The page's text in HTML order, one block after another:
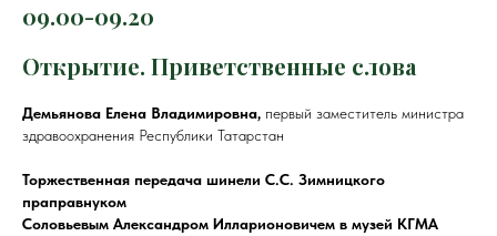
09.00-09.20
Открытие. Приветственные слова
Демьянова Елена Владимировна, первый заместитель министра
здравоохранения Республики Татарстан
Торжественная передача шинели С.С. Зимницкого
праправнуком
Соловьевым Александром Илларионовичем в музей КГМА